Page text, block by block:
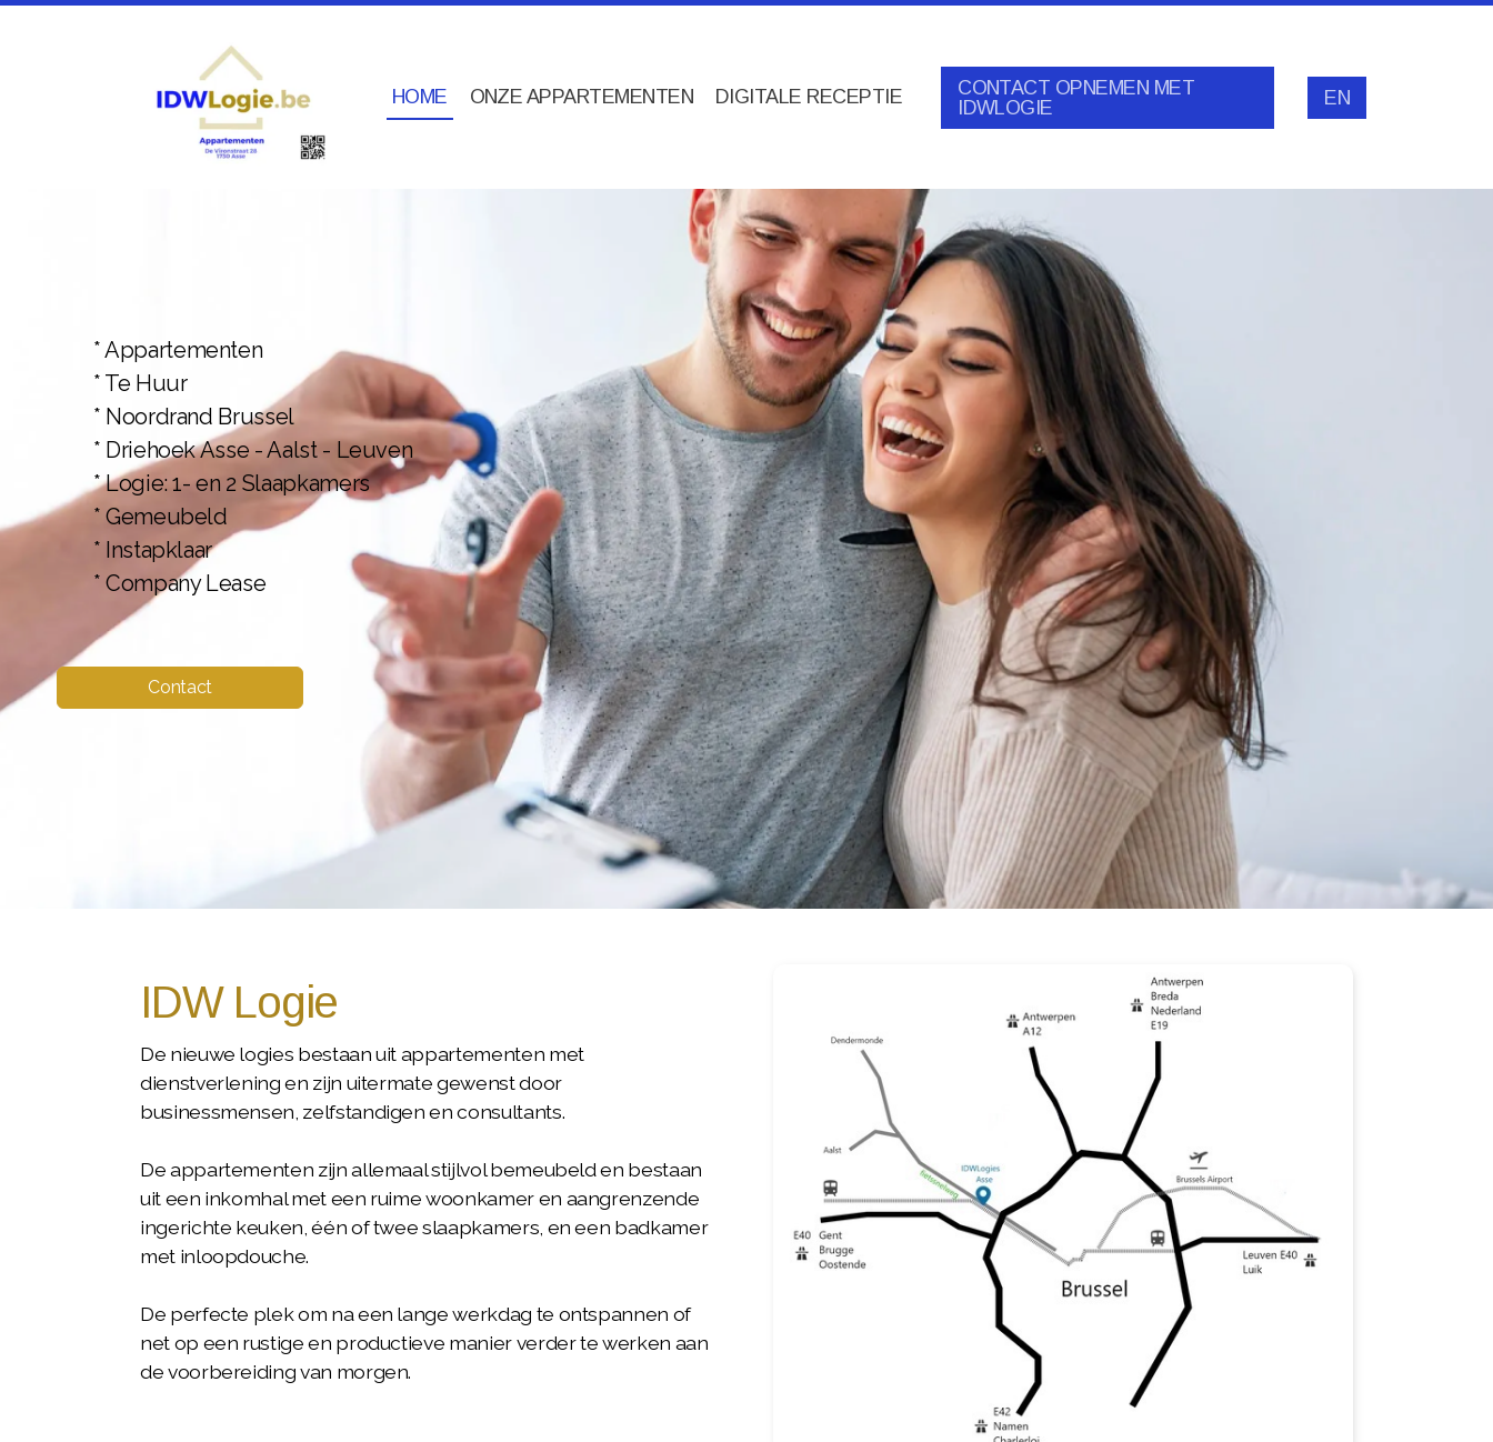
HOME ONZE APPARTEMENTEN DIGITALE RECEPTIE
CONTACT OPNEMEN MET
IDWLOGIE
EN
* Appartementen
* Te Huur
* Noordrand Brussel
* Driehoek Asse - Aalst - Leuven
* Logie: 1- en 2 Slaapkamers
* Gemeubeld
* Instapklaar
* Company Lease
Contact
IDW Logie
De nieuwe logies bestaan uit appartementen met
dienstverlening en zijn uitermate gewenst door
businessmensen, zelfstandigen en consultants.
De appartementen zijn allemaal stijlvol bemeubeld en bestaan
uit een inkomhal met een ruime woonkamer en aangrenzende
ingerichte keuken, één of twee slaapkamers, en een badkamer
met inloopdouche.
De perfecte plek om na een lange werkdag te ontspannen of
net op een rustige en productieve manier verder te werken aan
de voorbereiding van morgen.